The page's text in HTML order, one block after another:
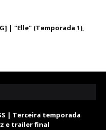
| "Elle" (Temporada 1),
| Terceira temporada
e trailer final